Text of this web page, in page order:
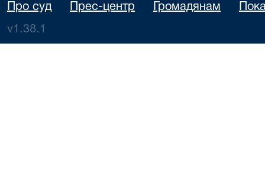
Про суд Прес-центр Громадянам
v1.38.1